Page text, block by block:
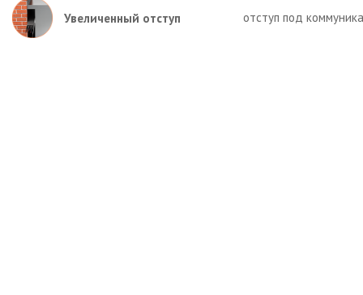
Увеличенный отступ отступ под